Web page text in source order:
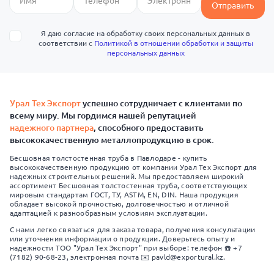
Отправить
Я даю согласие на обработку своих персональных данных в
соответствии с Политикой в отношении обработки и защиты
персональных данных
Урал Тех Экспортуспешно сотрудничает с клиентами по
всему миру. Мы гордимся нашей репутацией
надежного партнера, способного предоставить
высококачественную металлопродукцию в срок.
Бесшовная толстостенная труба в Павлодаре - купить
высококачественную продукцию от компании Урал Тех Экспорт для
надежных строительных решений. Мы предоставляем широкий
ассортимент Бесшовная толстостенная труба, соответствующих
мировым стандартам ГОСТ, ТУ, ASTM, EN, DIN. Наша продукция
обладает высокой прочностью, долговечностью и отличной
адаптацией к разнообразным условиям эксплуатации.
С нами легко связаться для заказа товара, получения консультации
или уточнения информации о продукции. Доверьтесь опыту и
надежности ТОО "Урал Тех Экспорт" при выборе: телефон ☎️ +7
(7182) 90-68-23, электронная почта ✉️ pavld@exportural.kz.